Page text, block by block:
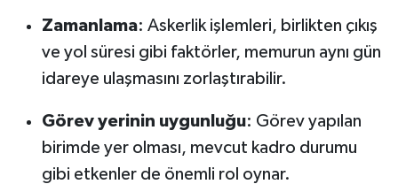
Zamanlama: Askerlik işlemleri, birlikten çıkış
ve yol süresi gibi faktörler, memurun aynı gün
idareye ulaşmasını zorlaştırabilir.
Görev yerinin uygunluğu: Görev yapılan
birimde yer olması, mevcut kadro durumu
gibi etkenler de önemli rol oynar.